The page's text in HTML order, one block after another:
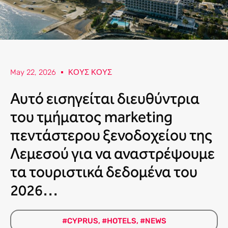
May 22, 2026 ΚΟΥΣ ΚΟΥΣ
Αυτό εισηγείται διευθύντρια
του τμήματος marketing
πεντάστερου ξενοδοχείου της
Λεμεσού για να αναστρέψουμε
τα τουριστικά δεδομένα του
2026…
#CYPRUS, #HOTELS, #NEWS